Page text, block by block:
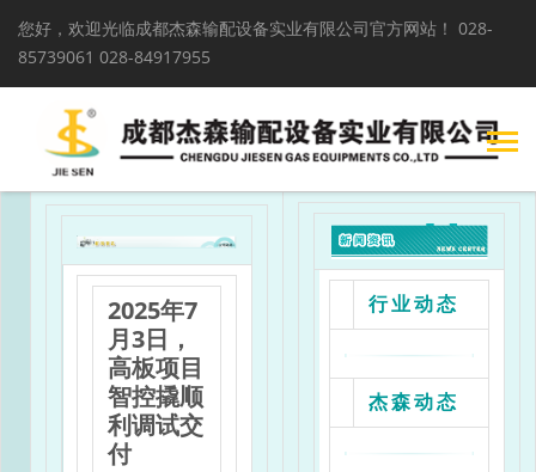
您好，欢迎光临成都杰森输配设备实业有限公司官方网站！ 028-
85739061 028-84917955
2025年7
月3日，
高板项目
智控撬顺
利调试交
付
行业动态
杰森动态